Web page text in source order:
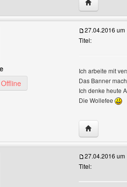
Benutzer-Profile anzeigen
Offline
27.04.2016 um
Titel:
Ich arbeite mit
Das Banner
Ich denke heute
Die Wollefee
Website
27.04.2016 um
Titel: